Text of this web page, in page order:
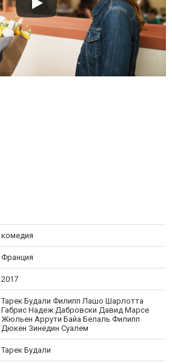
комедия
Франция
2017
Тарек Будали Филипп Лашо Шарлотта
Габрис Надеж Дабровски Давид Марсе
Жюльен Аррути Байа Белаль Филипп
Дюкен Зинедин Суалем
Тарек Будали